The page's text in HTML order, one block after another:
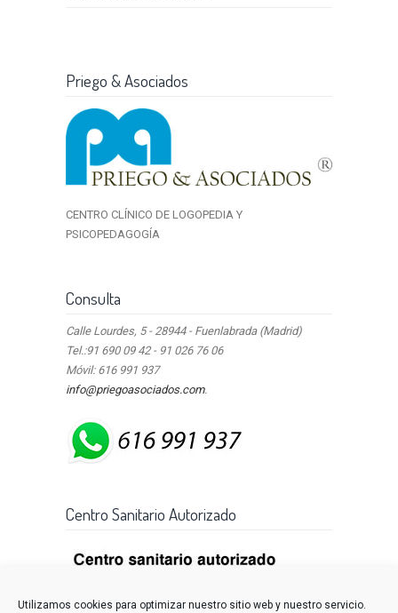
Utilizamos cookies para optimizar nuestro sitio web y nuestro servicio.
Priego & Asociados
CENTRO CLÍNICO DE LOGOPEDIA Y
PSICOPEDAGOGÍA
Consulta
Calle Lourdes, 5 - 28944 - Fuenlabrada (Madrid)
Tel.:91 690 09 42 - 91 026 76 06
Móvil: 616 991 937
info@priegoasociados.com.
Centro Sanitario Autorizado